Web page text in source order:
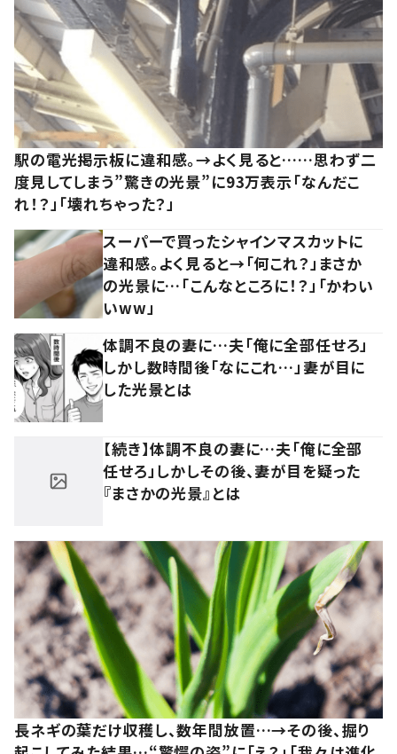
駅の電光掲示板に違和感。→よく見ると……思わず二
度見してしまう”驚きの光景”に93万表示「なんだこ
れ！？」「壊れちゃった？」
スーパーで買ったシャインマスカットに
違和感。よく見ると→「何これ？」まさか
の光景に…「こんなところに！？」「かわい
いww」
体調不良の妻に…夫「俺に全部任せろ」
しかし数時間後「なにこれ…」妻が目に
した光景とは
【続き】体調不良の妻に…夫「俺に全部
任せろ」しかしその後、妻が目を疑った
『まさかの光景』とは
長ネギの葉だけ収穫し、数年間放置…→その後、掘り